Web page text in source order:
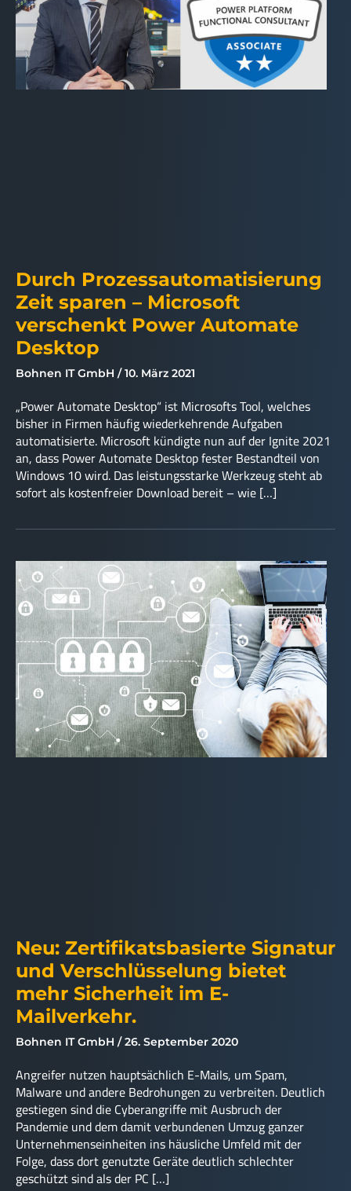
Durch Prozessautomatisierung
Zeit sparen – Microsoft
verschenkt Power Automate
Desktop
Bohnen IT GmbH 10. März 2021
„Power Automate Desktop“ ist Microsofts Tool, welches
bisher in Firmen häufig wiederkehrende Aufgaben
automatisierte. Microsoft kündigte nun auf der Ignite 2021
an, dass Power Automate Desktop fester Bestandteil von
Windows 10 wird. Das leistungsstarke Werkzeug steht ab
sofort als kostenfreier Download bereit – wie […]
Neu: Zertifikatsbasierte Signatur
und Verschlüsselung bietet
mehr Sicherheit im E-
Mailverkehr.
Bohnen IT GmbH 26. September 2020
Angreifer nutzen hauptsächlich E-Mails, um Spam,
Malware und andere Bedrohungen zu verbreiten. Deutlich
gestiegen sind die Cyberangriffe mit Ausbruch der
Pandemie und dem damit verbundenen Umzug ganzer
Unternehmenseinheiten ins häusliche Umfeld mit der
Folge, dass dort genutzte Geräte deutlich schlechter
geschützt sind als der PC […]